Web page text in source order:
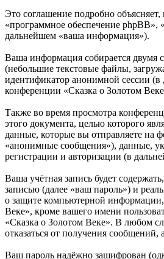
Это соглашение подробно
«программное обеспечение
дальнейшем «ваша информация»).
Ваша информация собирается двумя
(небольшие текстовые файлы,
идентификатор анонимной сессии (в
конференции «Сказка о Золотом
Также во время просмотра
этого документа, целью которого
данные, которые вы отправляете
«анонимные сообщения»), данные,
регистрации и авторизации (в
Ваша учётная запись будет
записью (далее «ваш пароль») и
о защите компьютерной
Веке», кроме вашего имени
«Сказка о Золотом Веке». В любом
отказаться от получения
Ваш пароль надёжно зашифрован